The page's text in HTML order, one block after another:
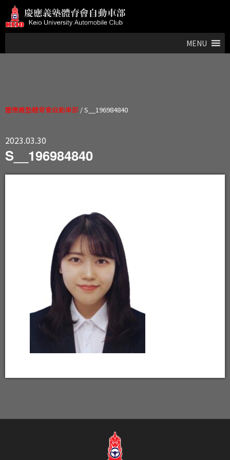
MENU
慶應義塾體育會自動車部 /S__196984840
2023.03.30
S__196984840